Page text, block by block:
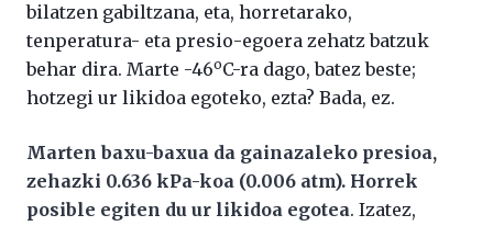
bilatzen gabiltzana, eta, horretarako,
tenperatura- eta presio-egoera zehatz batzuk
behar dira. Marte -46oC-ra dago, batez beste;
hotzegi ur likidoa egoteko, ezta? Bada, ez.
Marten baxu-baxua da gainazaleko presioa,
zehazki 0.636 kPa-koa (0.006 atm). Horrek
posible egiten du ur likidoa egotea. Izatez,